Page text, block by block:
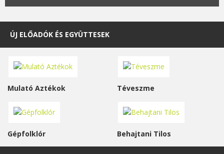
ÚJ ELŐADÓK ÉS EGYÜTTESEK
Mulató Aztékok Téveszme
Gépfolklór Behajtani Tilos